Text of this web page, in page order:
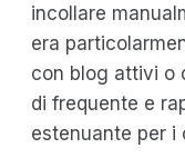
incollare
era
con blog attivi o
di frequente e
estenuante per i